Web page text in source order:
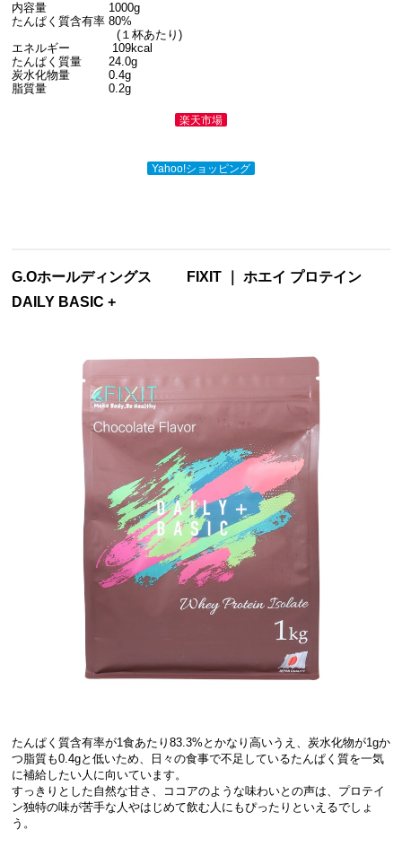
内容量 1000g
たんぱく質含有率 80%
(１杯あたり)
エネルギー 109kcal
たんぱく質量 24.0g
炭水化物量 0.4g
脂質量 0.2g
楽天市場
Yahoo!ショッピング
G.Oホールディングス
FIXIT ｜ ホエイ プロテイン
DAILY BASIC +
たんぱく質含有率が1食あたり83.3%とかなり高いうえ、炭水化物が1gか
つ脂質も0.4gと低いため、日々の食事で不足しているたんぱく質を一気
に補給したい人に向いています。
すっきりとした自然な甘さ、ココアのような味わいとの声は、プロテイ
ン独特の味が苦手な人やはじめて飲む人にもぴったりといえるでしょ
う。